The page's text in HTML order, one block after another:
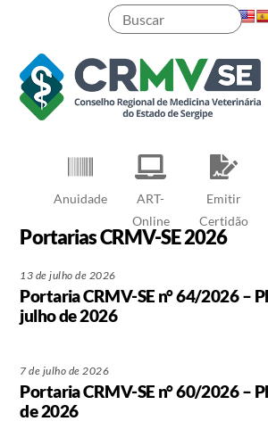
content
Anuidade
ART-
Online
Emitir
Certidão
Portarias CRMV-SE 2026
13 de julho de 2026
Portaria CRMV-SE n° 64/2026 –
julho de 2026
7 de julho de 2026
Portaria CRMV-SE n° 60/2026 –
de 2026